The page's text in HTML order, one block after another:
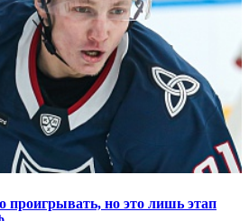
проигрывать, но это лишь этап